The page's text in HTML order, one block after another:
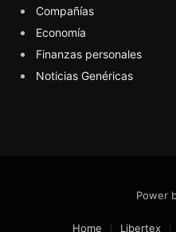
Compañías
Economía
Finanzas personales
Noticias Genéricas
Power
Home Libertex